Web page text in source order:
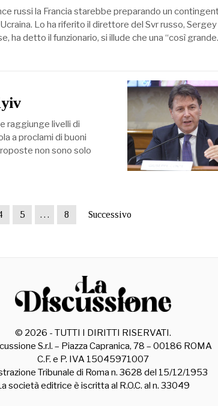
russi la Francia starebbe preparando un
Lo ha riferito il direttore del Svr russo, Sergey
ha detto il funzionario, si illude che una “così
raggiunge livelli di
a proclami di buoni
non sono solo
5 … 8 Successivo
© 2026 - TUTTI I DIRITTI RISERVATI.
S.r.l. – Piazza Capranica, 78 – 00186 ROMA
C.F. e P. IVA 15045971007
Tribunale di Roma n. 3628 del 15/12/1953
società editrice è iscritta al R.O.C. al n. 33049